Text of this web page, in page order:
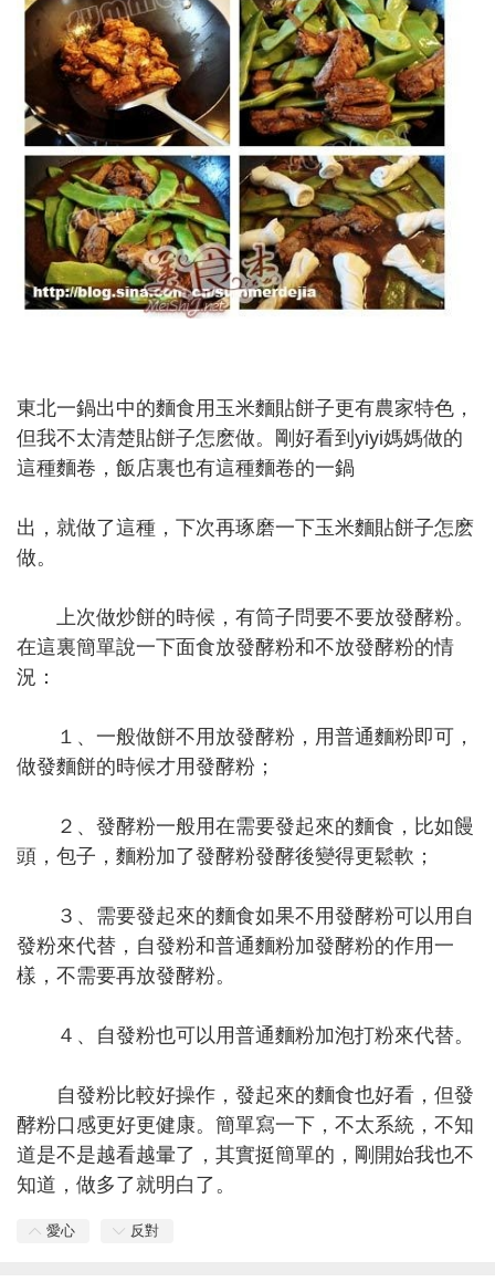
東北一鍋出中的麵食用玉米麵貼餅子更有農家特色，
但我不太清楚貼餅子怎麽做。剛好看到yiyi媽媽做的
這種麵卷，飯店裏也有這種麵卷的一鍋
出，就做了這種，下次再琢磨一下玉米麵貼餅子怎麽
做。
上次做炒餅的時候，有筒子問要不要放發酵粉。
在這裏簡單說一下面食放發酵粉和不放發酵粉的情
況：
１、一般做餅不用放發酵粉，用普通麵粉即可，
做發麵餅的時候才用發酵粉；
２、發酵粉一般用在需要發起來的麵食，比如饅
頭，包子，麵粉加了發酵粉發酵後變得更鬆軟；
３、需要發起來的麵食如果不用發酵粉可以用自
發粉來代替，自發粉和普通麵粉加發酵粉的作用一
樣，不需要再放發酵粉。
４、自發粉也可以用普通麵粉加泡打粉來代替。
自發粉比較好操作，發起來的麵食也好看，但發
酵粉口感更好更健康。簡單寫一下，不太系統，不知
道是不是越看越暈了，其實挺簡單的，剛開始我也不
知道，做多了就明白了。
愛心 反對